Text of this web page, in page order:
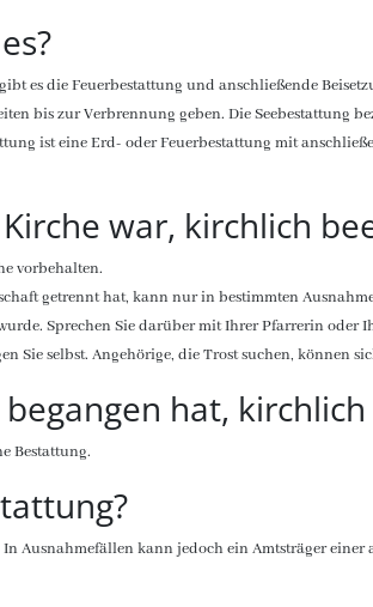
es die Feuerbestattung und anschließende
bis zur Verbrennung geben. Die Seebestattung
ist eine Erd- oder Feuerbestattung mit
war, kirchlich
vorbehalten.
getrennt hat, kann nur in bestimmten
Sprechen Sie darüber mit Ihrer Pfarrerin
Sie selbst. Angehörige, die Trost suchen, können
hat,
Bestattung.
Ausnahmefällen kann jedoch ein Amtsträger